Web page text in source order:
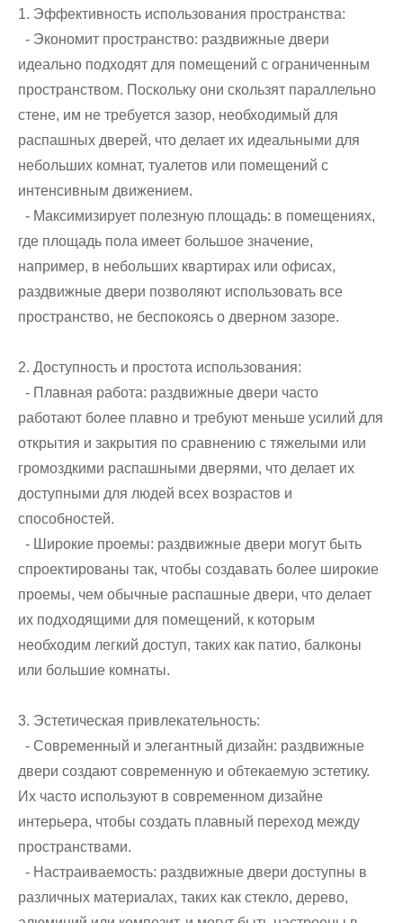
1. Эффективность использования пространства:
- Экономит пространство: раздвижные двери
идеально подходят для помещений с ограниченным
пространством. Поскольку они скользят параллельно
стене, им не требуется зазор, необходимый для
распашных дверей, что делает их идеальными для
небольших комнат, туалетов или помещений с
интенсивным движением.
- Максимизирует полезную площадь: в помещениях,
где площадь пола имеет большое значение,
например, в небольших квартирах или офисах,
раздвижные двери позволяют использовать все
пространство, не беспокоясь о дверном зазоре.
2. Доступность и простота использования:
- Плавная работа: раздвижные двери часто
работают более плавно и требуют меньше усилий для
открытия и закрытия по сравнению с тяжелыми или
громоздкими распашными дверями, что делает их
доступными для людей всех возрастов и
способностей.
- Широкие проемы: раздвижные двери могут быть
спроектированы так, чтобы создавать более широкие
проемы, чем обычные распашные двери, что делает
их подходящими для помещений, к которым
необходим легкий доступ, таких как патио, балконы
или большие комнаты.
3. Эстетическая привлекательность:
- Современный и элегантный дизайн: раздвижные
двери создают современную и обтекаемую эстетику.
Их часто используют в современном дизайне
интерьера, чтобы создать плавный переход между
пространствами.
- Настраиваемость: раздвижные двери доступны в
различных материалах, таких как стекло, дерево,